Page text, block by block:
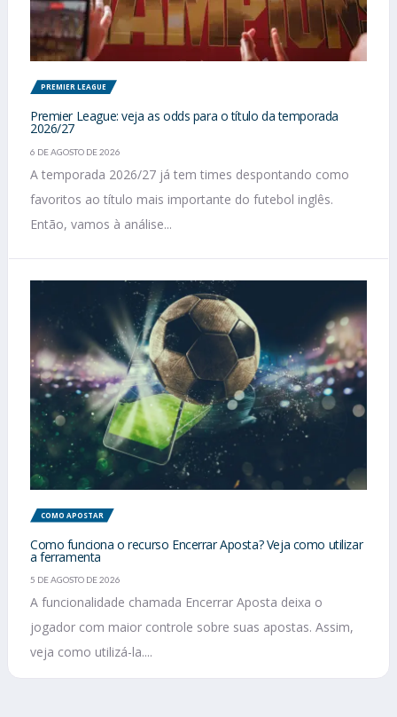
PREMIER LEAGUE
Premier League: veja as odds para o título da temporada
2026/27
6 DE AGOSTO DE 2026
A temporada 2026/27 já tem times despontando como
favoritos ao título mais importante do futebol inglês.
Então, vamos à análise...
COMO APOSTAR
Como funciona o recurso Encerrar Aposta? Veja como utilizar
a ferramenta
5 DE AGOSTO DE 2026
A funcionalidade chamada Encerrar Aposta deixa o
jogador com maior controle sobre suas apostas. Assim,
veja como utilizá-la....